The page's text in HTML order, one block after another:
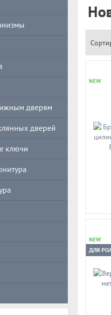
дверям
дверей
ключи
NEW
NEW
ДЛЯ